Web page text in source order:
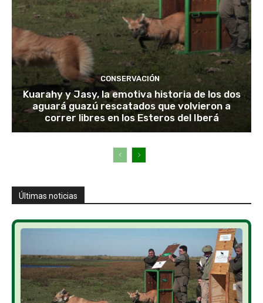
CONSERVACIÓN
Kuarahy y Jasy, la emotiva historia de los dos
aguará guazú rescatados que volvieron a
correr libres en los Esteros del Iberá
Últimas noticias